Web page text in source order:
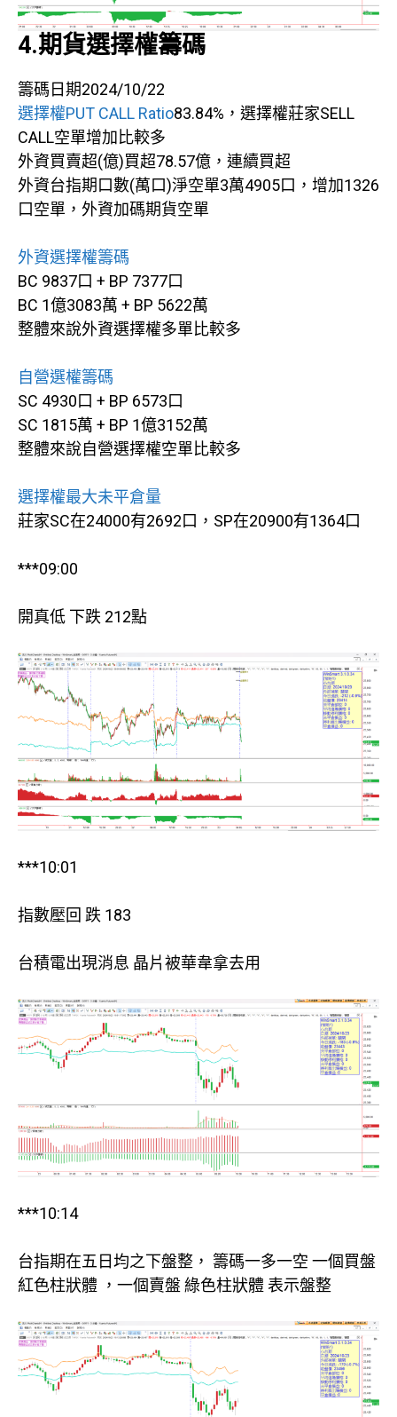
4.期貨選擇權籌碼
籌碼日期2024/10/22
選擇權PUT CALL Ratio83.84%，選擇權莊家SELL
CALL空單增加比較多
外資買賣超(億)買超78.57億，連續買超
外資台指期口數(萬口)淨空單3萬4905口，增加1326
口空單，外資加碼期貨空單
外資選擇權籌碼
BC 9837口 + BP 7377口
BC 1億3083萬 + BP 5622萬
整體來說外資選擇權多單比較多
自營選權籌碼
SC 4930口 + BP 6573口
SC 1815萬 + BP 1億3152萬
整體來說自營選擇權空單比較多
選擇權最大未平倉量
莊家SC在24000有2692口，SP在20900有1364口
***09:00
開真低 下跌 212點
***10:01
指數壓回 跌 183
台積電出現消息 晶片被華韋拿去用
***10:14
台指期在五日均之下盤整， 籌碼一多一空 一個買盤
紅色柱狀體 ，一個賣盤 綠色柱狀體 表示盤整